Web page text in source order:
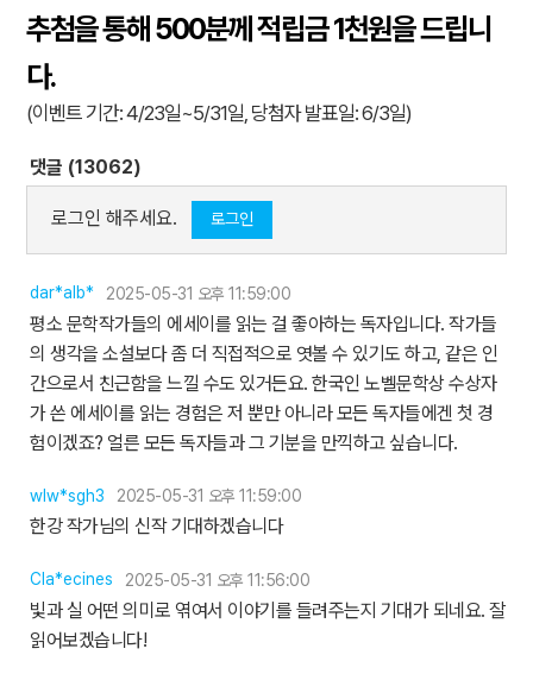
추첨을 통해 500분께 적립금 1천원을 드립니
다.
(이벤트 기간: 4/23일~5/31일, 당첨자 발표일: 6/3일)
댓글 (13062)
로그인 해주세요. 로그인
dar*alb* 2025-05-31 오후 11:59:00
평소 문학작가들의 에세이를 읽는 걸 좋아하는 독자입니다. 작가들
의 생각을 소설보다 좀 더 직접적으로 엿볼 수 있기도 하고, 같은 인
간으로서 친근함을 느낄 수도 있거든요. 한국인 노벨문학상 수상자
가 쓴 에세이를 읽는 경험은 저 뿐만 아니라 모든 독자들에겐 첫 경
험이겠죠? 얼른 모든 독자들과 그 기분을 만끽하고 싶습니다.
wlw*sgh3 2025-05-31 오후 11:59:00
한강 작가님의 신작 기대하겠습니다
Cla*ecines 2025-05-31 오후 11:56:00
빛과 실 어떤 의미로 엮여서 이야기를 들려주는지 기대가 되네요. 잘
읽어보겠습니다!